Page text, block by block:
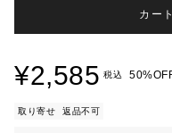
カー
¥2,585 税込
取り寄せ 返品不可